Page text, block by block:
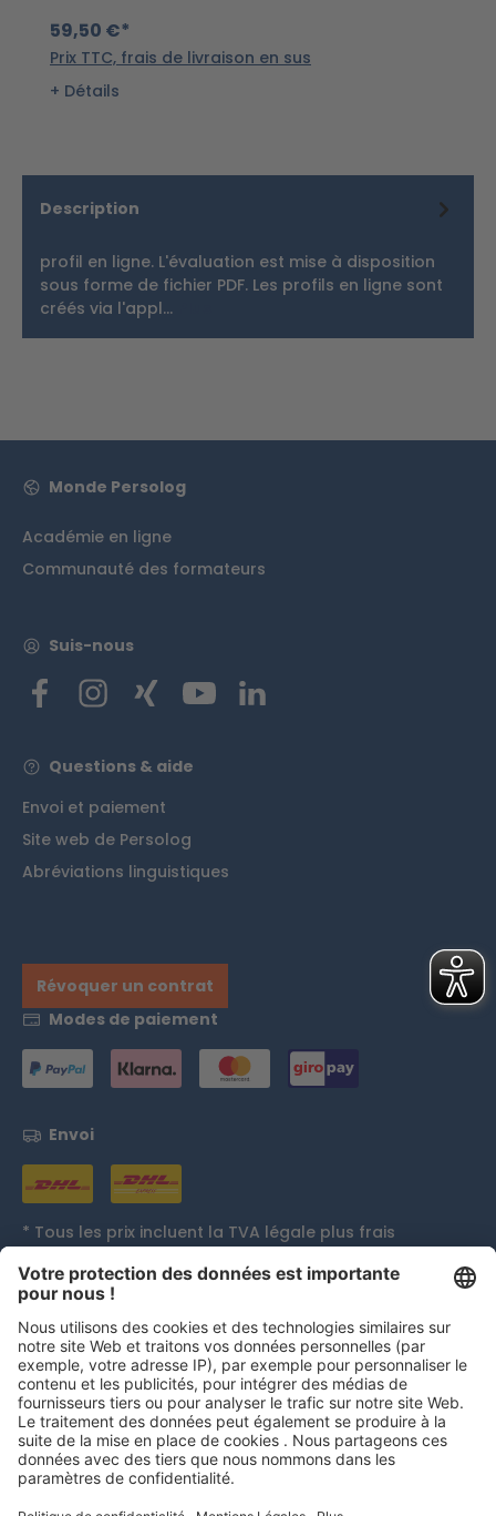
59,50 €*
Prix TTC, frais de livraison en sus
Détails
Description
profil en ligne. L'évaluation est mise à disposition
sous forme de fichier PDF. Les profils en ligne sont
créés via l'appl…
Monde Persolog
Académie en ligne
Communauté des formateurs
Suis-nous
Questions & aide
Envoi et paiement
Site web de Persolog
Abréviations linguistiques
Révoquer un contrat
Modes de paiement
Envoi
* Tous les prix incluent la TVA légale plus frais
remboursement, sauf indication contraire.
Distinctions